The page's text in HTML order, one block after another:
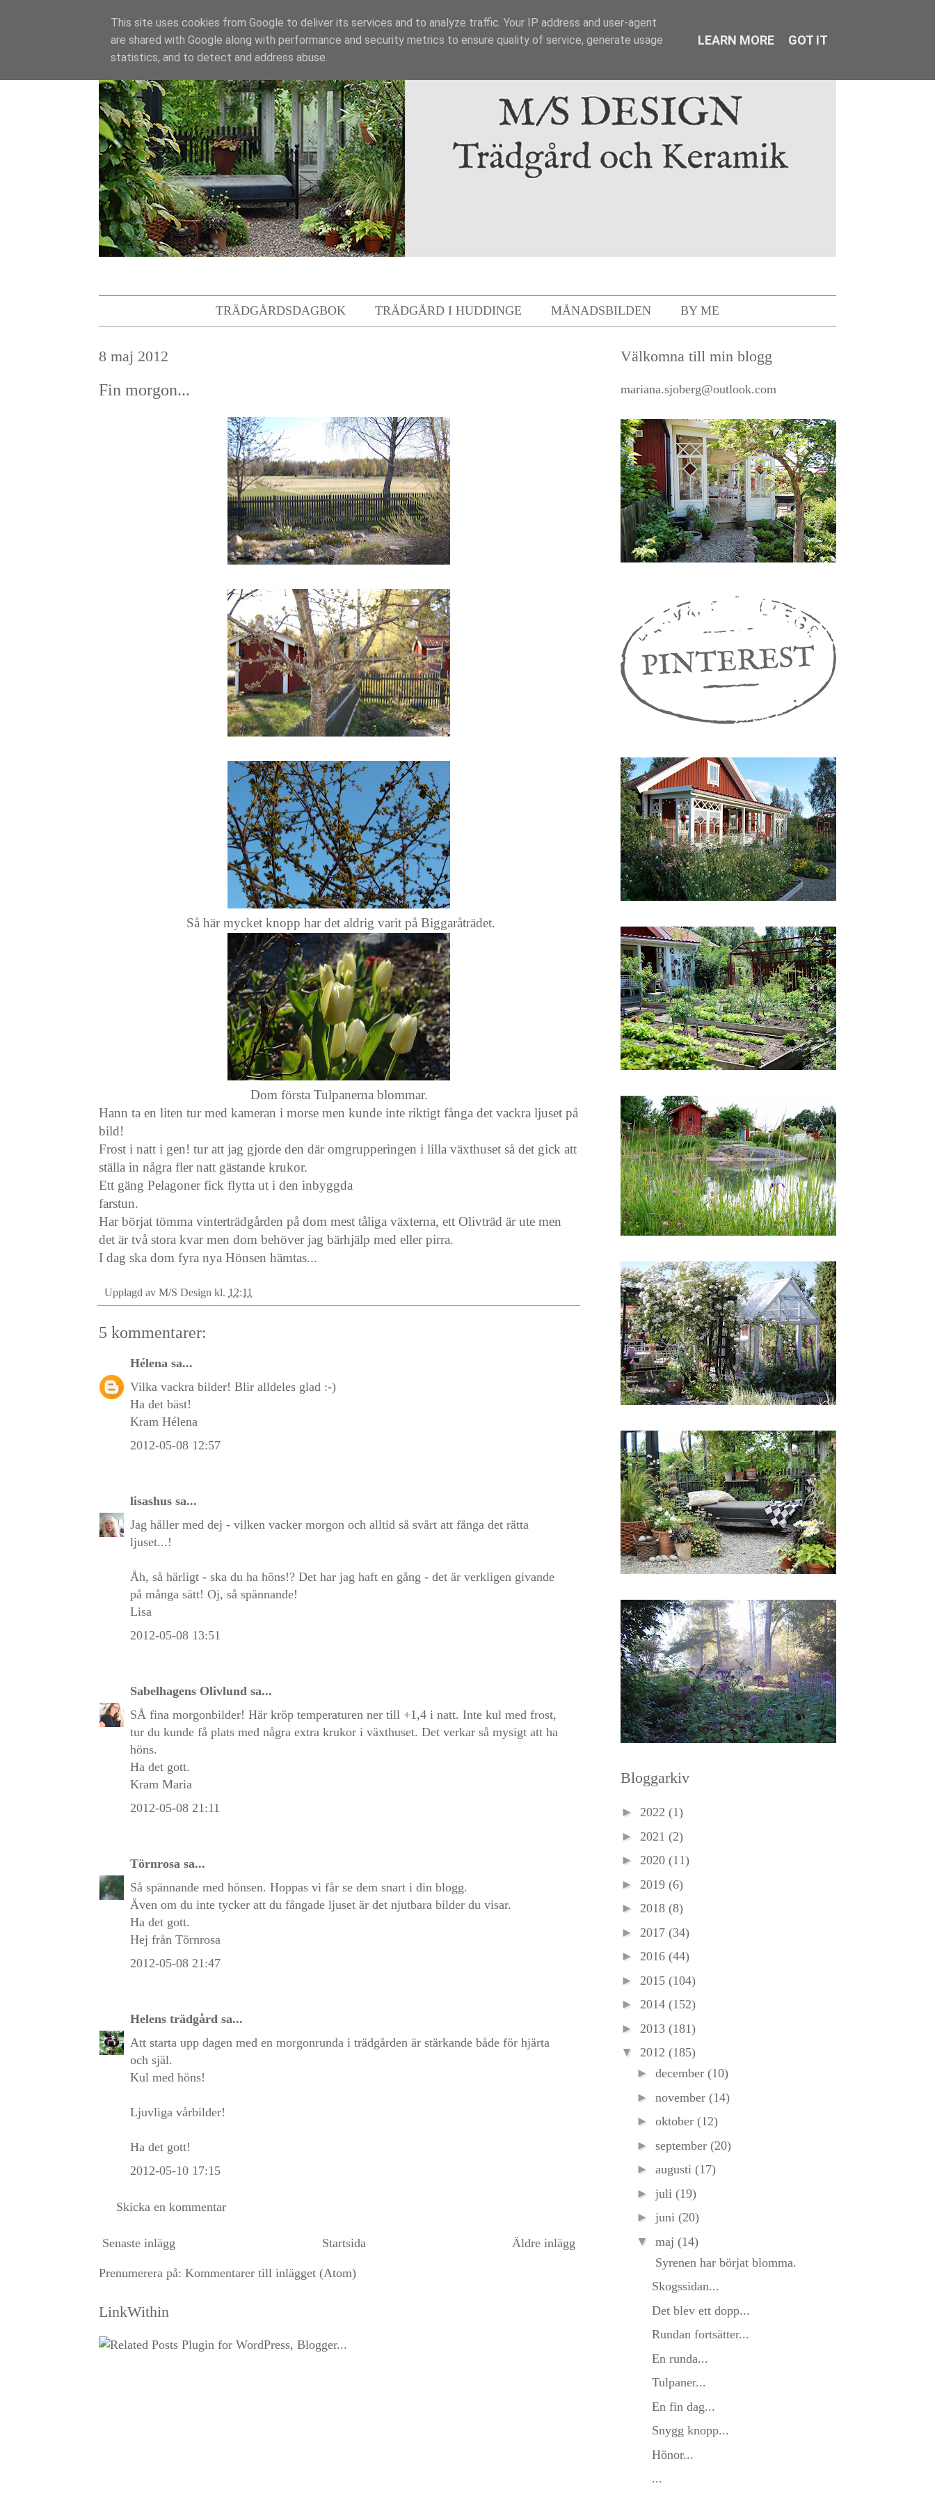
TRÄDGÅRDSDAGBOK TRÄDGÅRD I HUDDINGE MÅNADSBILDEN BY ME
8 maj 2012
Fin morgon...
Så här mycket knopp har det aldrig varit på Biggaråträdet.
Dom första Tulpanerna blommar.
Hann ta en liten tur med kameran i morse men kunde inte riktigt fånga det vackra ljuset på
bild!
Frost i natt i gen! tur att jag gjorde den där omgrupperingen i lilla växthuset så det gick att
ställa in några fler natt gästande krukor.
Ett gäng Pelagoner fick flytta ut i den inbyggda
farstun.
Har börjat tömma vinterträdgården på dom mest tåliga växterna, ett Olivträd är ute men
det är två stora kvar men dom behöver jag bärhjälp med eller pirra.
I dag ska dom fyra nya Hönsen hämtas...
Upplagd av M/S Design kl. 12:11
5 kommentarer:
Hélena sa...
Vilka vackra bilder! Blir alldeles glad :-)
Ha det bäst!
Kram Hélena
2012-05-08 12:57
lisashus sa...
Jag håller med dej - vilken vacker morgon och alltid så svårt att fånga det rätta
ljuset...!
Åh, så härligt - ska du ha höns!? Det har jag haft en gång - det är verkligen givande
på många sätt! Oj, så spännande!
Lisa
2012-05-08 13:51
Sabelhagens Olivlund sa...
SÅ fina morgonbilder! Här kröp temperaturen ner till +1,4 i natt. Inte kul med frost,
tur du kunde få plats med några extra krukor i växthuset. Det verkar så mysigt att ha
höns.
Ha det gott.
Kram Maria
2012-05-08 21:11
Törnrosa sa...
Så spännande med hönsen. Hoppas vi får se dem snart i din blogg.
Även om du inte tycker att du fångade ljuset är det njutbara bilder du visar.
Ha det gott.
Hej från Törnrosa
2012-05-08 21:47
Helens trädgård sa...
Att starta upp dagen med en morgonrunda i trädgården är stärkande både för hjärta
och själ.
Kul med höns!
Ljuvliga vårbilder!
Ha det gott!
2012-05-10 17:15
Skicka en kommentar
Senaste inlägg Äldre inlägg
Startsida
Prenumerera på: Kommentarer till inlägget (Atom)
LinkWithin
Välkomna till min blogg
mariana.sjoberg@outlook.com
Bloggarkiv
► 2022 (1)
► 2021 (2)
► 2020 (11)
► 2019 (6)
► 2018 (8)
► 2017 (34)
► 2016 (44)
► 2015 (104)
► 2014 (152)
► 2013 (181)
▼ 2012 (185)
► december (10)
► november (14)
► oktober (12)
► september (20)
► augusti (17)
► juli (19)
► juni (20)
▼ maj (14)
Syrenen har börjat blomma.
Skogssidan...
Det blev ett dopp...
Rundan fortsätter...
En runda...
Tulpaner...
En fin dag...
Snygg knopp...
Hönor...
...
This site uses cookies from Google to deliver its services and to analyze traffic. Your IP address and user-agent
are shared with Google along with performance and security metrics to ensure quality of service, generate usage
statistics, and to detect and address abuse.
LEARN MORE GOT IT